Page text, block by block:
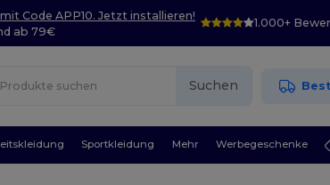
Code APP10. Jetzt installieren!
ab 79€
1.000+
Suchen
Sportkleidung Mehr Werbegeschenke